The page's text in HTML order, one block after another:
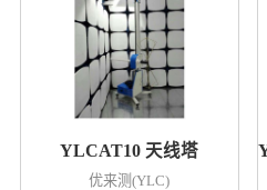
YLCAT10 天线塔
优来测(YLC)